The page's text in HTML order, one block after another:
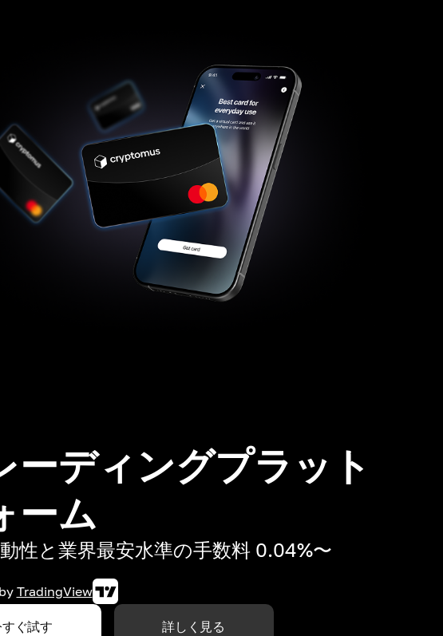
ーディングプラット
ーム
性と業界最安水準の手数料 0.04%〜
TradingView
ぐ試す 詳しく見る